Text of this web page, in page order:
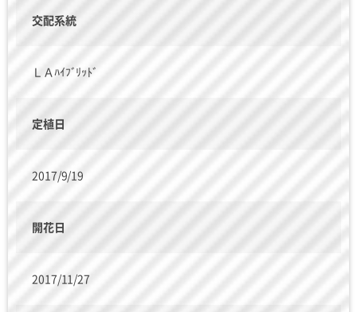
交配系統
ＬＡﾊｲﾌﾞﾘｯﾄﾞ
定植日
2017/9/19
開花日
2017/11/27